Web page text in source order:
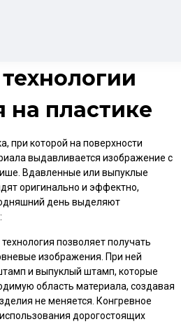
Poligrafkin. Наши опытные
дизайн рекламной продукции
печать.
на пластике
при которой на поверхности
выдавливается изображение с
Вдавленные или выпуклые
оригинально и эффектно,
день выделяют
позволяет получать
изображения. При ней
и выпуклый штамп, которые
область материала, создавая
не меняется. Конгревное
дорогостоящих